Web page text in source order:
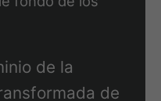
de
las
la simple
nuestra